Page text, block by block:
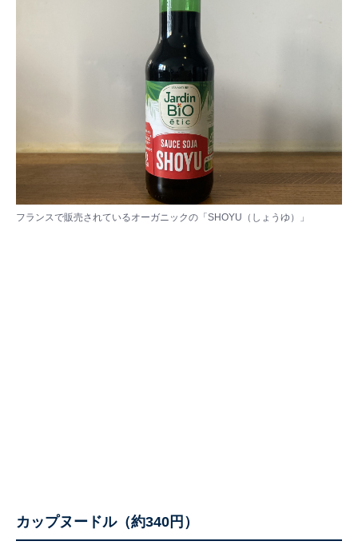
フランスで販売されているオーガニックの「SHOYU（しょうゆ）」
カップヌードル（約340円）